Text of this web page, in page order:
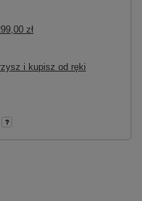
zł
i kupisz od ręki